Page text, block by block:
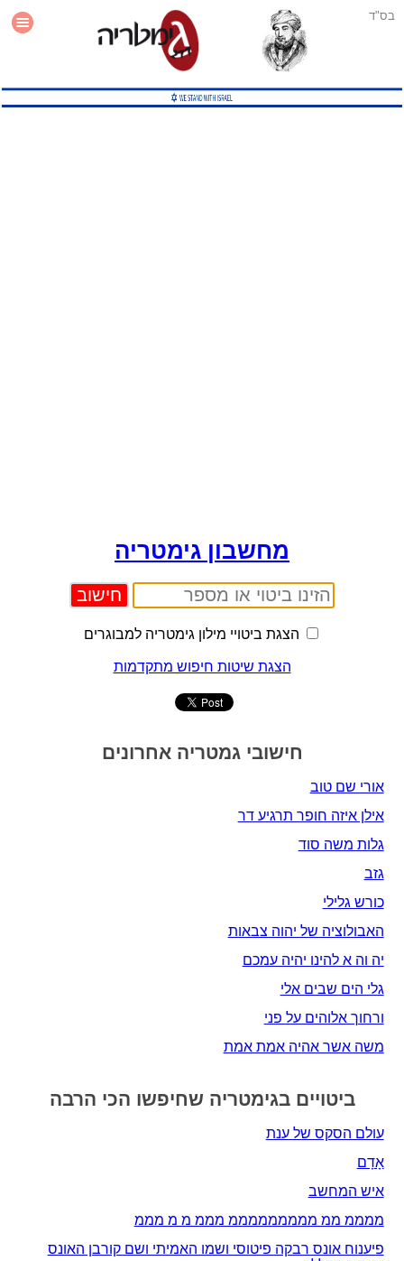
בס"ד
עזרה
מחשבון גימטריה
הצגת ביטויי מילון גימטריה למבוגרים
הצגת שיטות חיפוש מתקדמות
חישובי גמטריה אחרונים
אורי שם טוב
אילן איזה חופר תרגיע דר
גלות משה סוד
גזב
כורש גלילי
האבולוציה של יהוה צבאות
יה וה א להינו יהיה עמכם
גלי הים שבים אלי
ורחוך אלוהים על פני
משה אשר אהיה אמת אמת
ביטויים בגימטריה שחיפשו הכי הרבה
עולם הסקס של ענת
אָדָם‎
איש המחשב
ממממ ממ מממממממממ מממ מ מ מממ
פיענוח אונס רבקה פיטוסי ושמו האמיתי ושם קורבן האונס